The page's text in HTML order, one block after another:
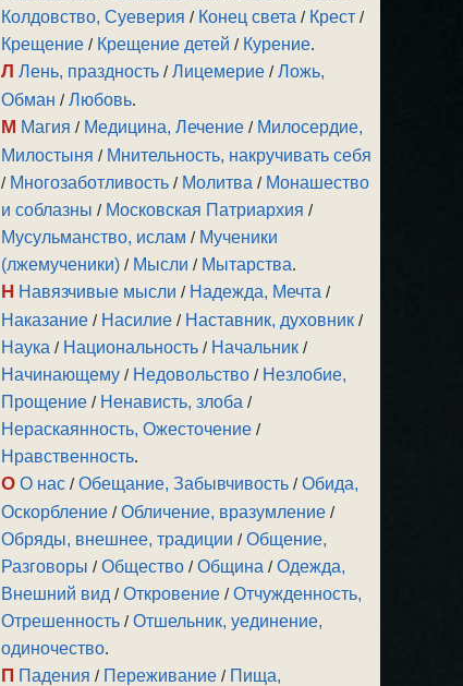
Колдовство, Суеверия / Конец света / Крест /
Крещение / Крещение детей / Курение.
Л Лень, праздность /Лицемерие /Ложь,
Обман /Любовь.
М Магия / Медицина, Лечение / Милосердие,
Милостыня / Мнительность, накручивать себя
/ Многозаботливость / Молитва / Монашество
и соблазны / Московская Патриархия /
Мусульманство, ислам / Мученики
(лжемученики) / Мысли / Мытарства.
Н Навязчивые мысли / Надежда, Мечта /
Наказание / Насилие / Наставник, духовник /
Наука / Национальность / Начальник /
Начинающему / Недовольство / Незлобие,
Прощение / Ненависть, злоба /
Нераскаянность, Ожесточение /
Нравственность.
О О нас /Обещание, Забывчивость /Обида,
Оскорбление /Обличение, вразумление /
Обряды, внешнее, традиции /Общение,
Разговоры /Общество /Община /Одежда,
Внешний вид /Откровение /Отчужденность,
Отрешенность /Отшельник, уединение,
одиночество.
П Падения / Переживание / Пища,